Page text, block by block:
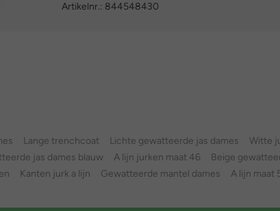
Artikelnr.: 844548430
Lange trenchcoat Lichte gewatteerde jas dames Witte
jas dames blauw A lijn jurken maat 46 Beige
Kanten jurk a lijn Gewatteerde mantel dames A lijn maat